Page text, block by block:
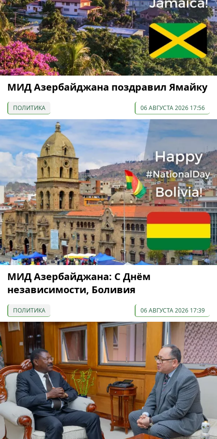
МИД Азербайджана поздравил Ямайку
ПОЛИТИКА 06 АВГУСТА 2026 17:56
МИД Азербайджана: С Днём
независимости, Боливия
ПОЛИТИКА 06 АВГУСТА 2026 17:39